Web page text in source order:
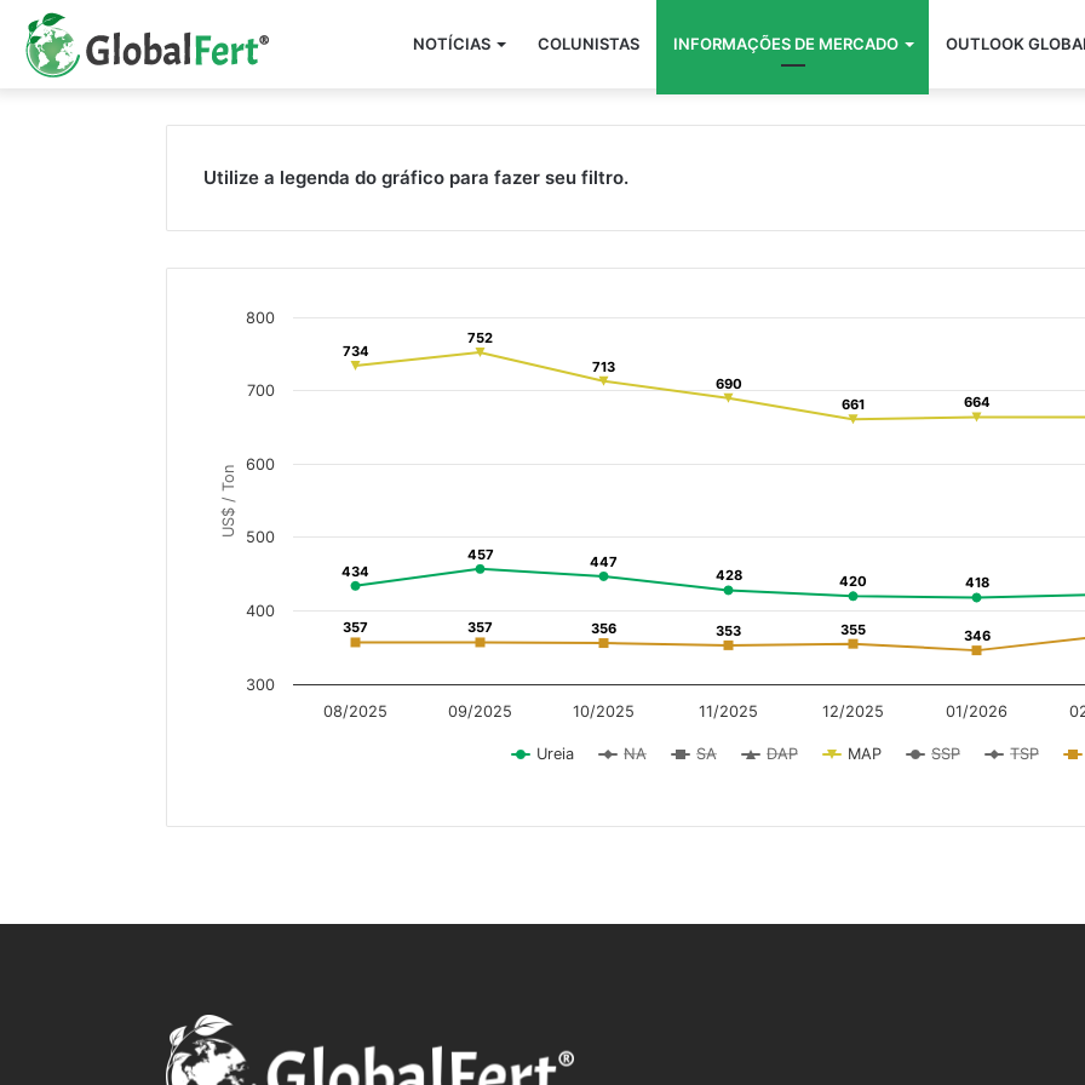
NOTÍCIAS COLUNISTAS INFORMAÇÕES DE MERCADO OUTLOOK
Utilize a legenda do gráfico para fazer seu filtro.
US$ / Ton
434
434
457
457 447
447
428
428 420
420 418
418
734
734
752
752
713
713
690
690
661
661 664
664
357
357 357
357 356
356 353
353 355
355 346
346
Ureia NA SA DAP MAP SSP TSP
08/2025 09/2025 10/2025 11/2025 12/2025 01/2026
300
400
500
600
700
800